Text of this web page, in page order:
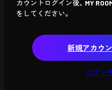
カウントログイン後、 MY
をしてください。
新規アカウ
ボクン